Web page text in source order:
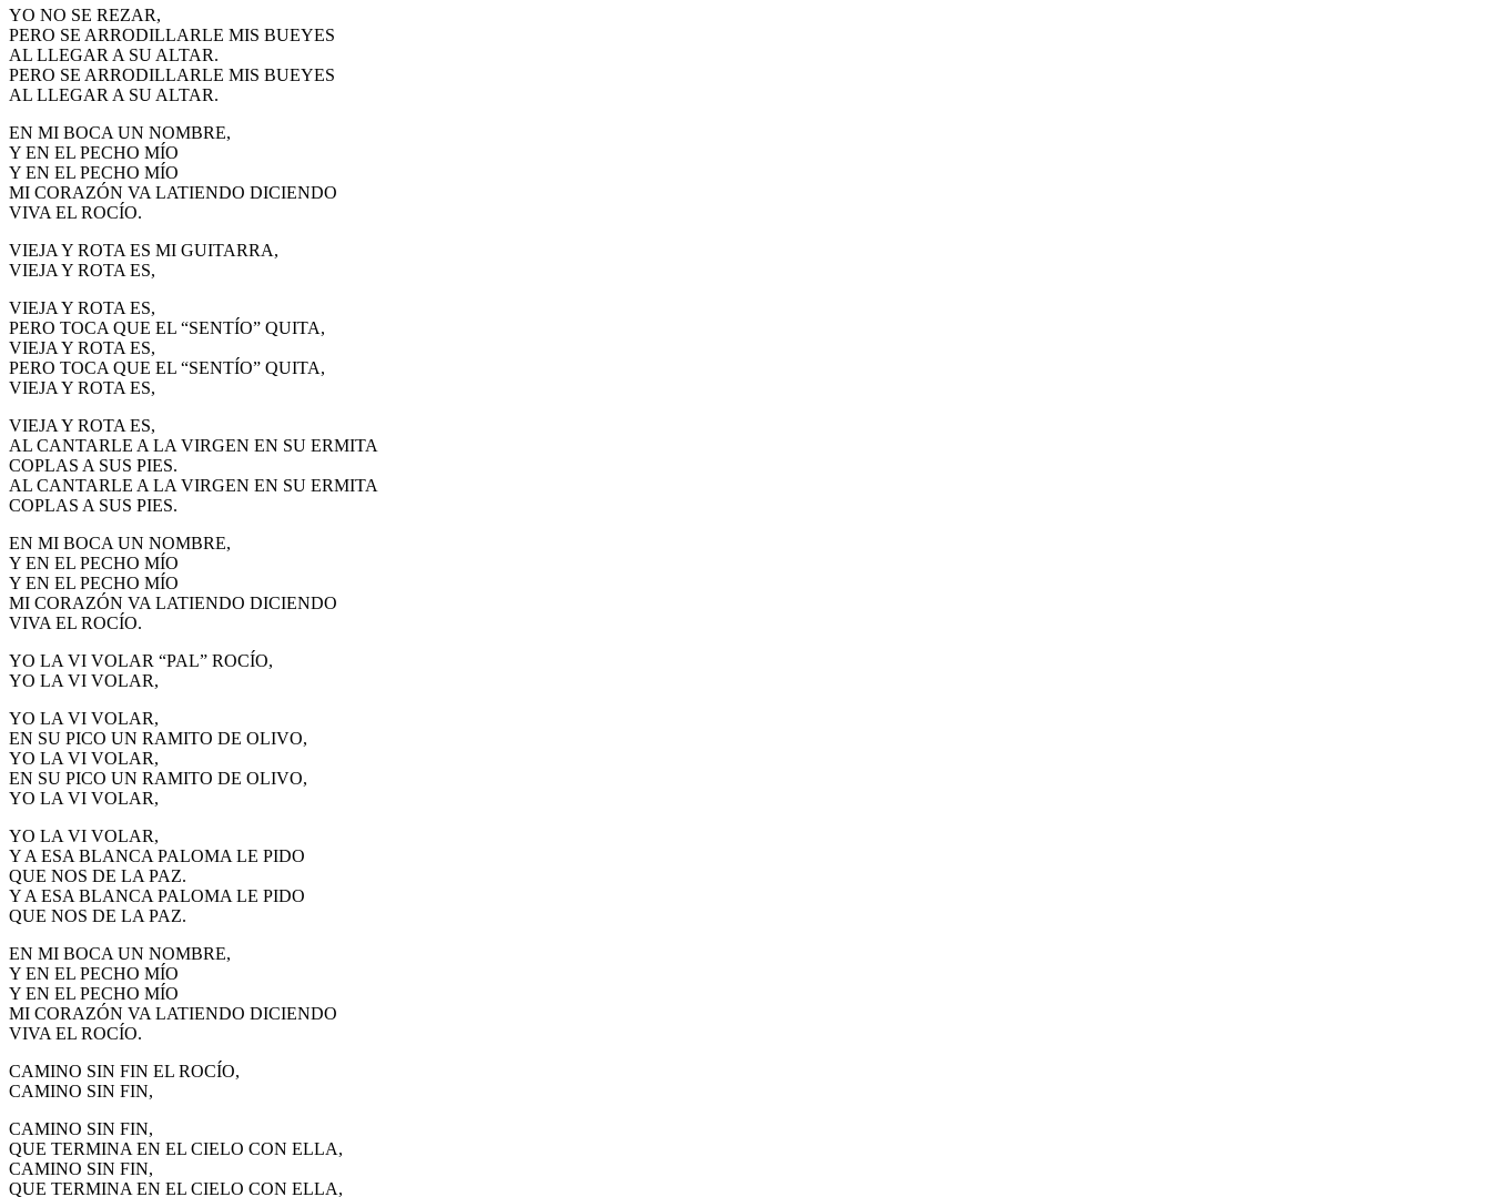
YO NO SE REZAR,
PERO SE ARRODILLARLE MIS BUEYES
AL LLEGAR A SU ALTAR.
PERO SE ARRODILLARLE MIS BUEYES
AL LLEGAR A SU ALTAR.
EN MI BOCA UN NOMBRE,
Y EN EL PECHO MÍO
Y EN EL PECHO MÍO
MI CORAZÓN VA LATIENDO DICIENDO
VIVA EL ROCÍO.
VIEJA Y ROTA ES MI GUITARRA,
VIEJA Y ROTA ES,
VIEJA Y ROTA ES,
PERO TOCA QUE EL “SENTÍO” QUITA,
VIEJA Y ROTA ES,
PERO TOCA QUE EL “SENTÍO” QUITA,
VIEJA Y ROTA ES,
VIEJA Y ROTA ES,
AL CANTARLE A LA VIRGEN EN SU ERMITA
COPLAS A SUS PIES.
AL CANTARLE A LA VIRGEN EN SU ERMITA
COPLAS A SUS PIES.
EN MI BOCA UN NOMBRE,
Y EN EL PECHO MÍO
Y EN EL PECHO MÍO
MI CORAZÓN VA LATIENDO DICIENDO
VIVA EL ROCÍO.
YO LA VI VOLAR “PAL” ROCÍO,
YO LA VI VOLAR,
YO LA VI VOLAR,
EN SU PICO UN RAMITO DE OLIVO,
YO LA VI VOLAR,
EN SU PICO UN RAMITO DE OLIVO,
YO LA VI VOLAR,
YO LA VI VOLAR,
Y A ESA BLANCA PALOMA LE PIDO
QUE NOS DE LA PAZ.
Y A ESA BLANCA PALOMA LE PIDO
QUE NOS DE LA PAZ.
EN MI BOCA UN NOMBRE,
Y EN EL PECHO MÍO
Y EN EL PECHO MÍO
MI CORAZÓN VA LATIENDO DICIENDO
VIVA EL ROCÍO.
CAMINO SIN FIN EL ROCÍO,
CAMINO SIN FIN,
CAMINO SIN FIN,
QUE TERMINA EN EL CIELO CON ELLA,
CAMINO SIN FIN,
QUE TERMINA EN EL CIELO CON ELLA,